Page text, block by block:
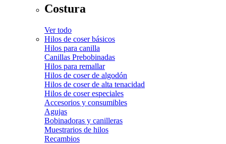
Costura
Ver todo
Hilos de coser básicos
Hilos para canilla
Canillas Prebobinadas
Hilos para remallar
Hilos de coser de algodón
Hilos de coser de alta tenacidad
Hilos de coser especiales
Accesorios y consumibles
Agujas
Bobinadoras y canilleras
Muestrarios de hilos
Recambios